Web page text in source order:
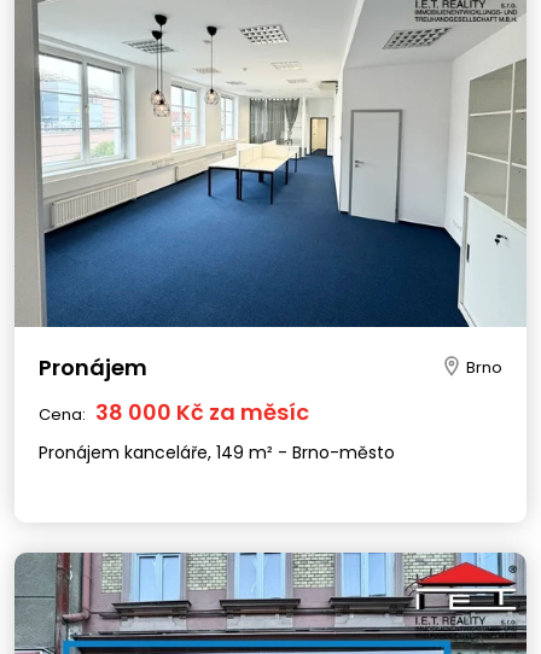
Pronájem Brno
Cena: 38 000 Kč za měsíc
Pronájem kanceláře, 149 m² - Brno-město